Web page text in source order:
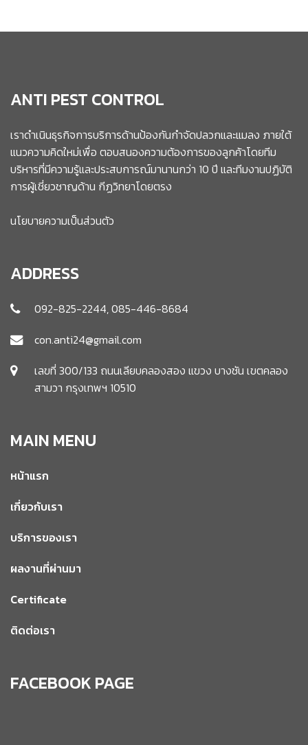
ANTI PEST CONTROL
เราดำเนินธุรกิจการบริการด้านป้องกันกำจัดปลวกและแมลง ภายใต้
แนวความคิดใหม่เพื่อ ตอบสนองความต้องการของลูกค้าโดยทีม
บริหารที่มีความรู้และประสบการณ์มานานกว่า 10 ปี และทีมงานปฏิบัติ
การผู้เชี่ยวชาญด้าน กีฏวิทยาโดยตรง
นโยบายความเป็นส่วนตัว
ADDRESS
092-825-2244, 085-446-8684
con.anti24@gmail.com
เลขที่ 300/133 ถนนเลียบคลองสอง แขวง บางชัน เขตคลอง
สามวา กรุงเทพฯ 10510
MAIN MENU
หน้าแรก
เกี่ยวกับเรา
บริการของเรา
ผลงานที่ผ่านมา
Certificate
ติดต่อเรา
FACEBOOK PAGE